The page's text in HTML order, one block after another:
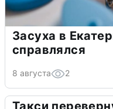
Засуха в
справлялся
8 августа 2
Такси